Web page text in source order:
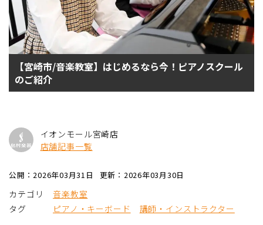
【宮崎市/音楽教室】はじめるなら今！ピアノスクール
のご紹介
イオンモール宮崎店
店舗記事一覧
公開：2026年03月31日 更新：2026年03月30日
カテゴリ
音楽教室
タグ
ピアノ・キーボード 講師・インストラクター